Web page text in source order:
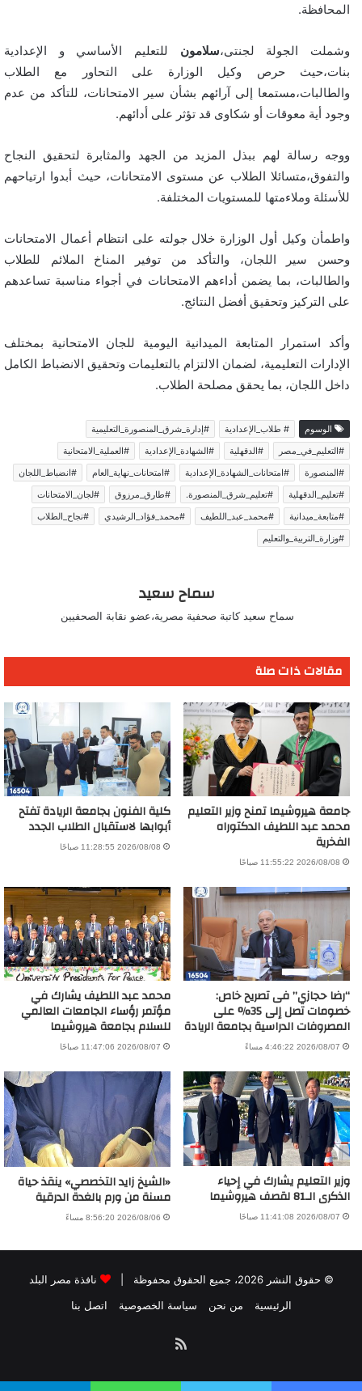
المحافظة.
وشملت الجولة لجنتى،سلامون للتعليم الأساسي و الإعدادية
بنات،حيث حرص وكيل الوزارة على التحاور مع الطلاب
والطالبات،مستمعا إلى آرائهم بشأن سير الامتحانات، للتأكد من عدم
وجود أية معوقات أو شكاوى قد تؤثر على أدائهم.
ووجه رسالة لهم ببذل المزيد من الجهد والمثابرة لتحقيق النجاح
والتفوق،متسائلا الطلاب عن مستوى الامتحانات، حيث أبدوا ارتياحهم
للأسئلة وملاءمتها للمستويات المختلفة.
واطمأن وكيل أول الوزارة خلال جولته على انتظام أعمال الامتحانات
وحسن سير اللجان، والتأكد من توفير المناخ الملائم للطلاب
والطالبات، بما يضمن أداءهم الامتحانات في أجواء مناسبة تساعدهم
على التركيز وتحقيق أفضل النتائج.
وأكد استمرار المتابعة الميدانية اليومية للجان الامتحانية بمختلف
الإدارات التعليمية، لضمان الالتزام بالتعليمات وتحقيق الانضباط الكامل
داخل اللجان، بما يحقق مصلحة الطلاب.
الوسوم # طلاب_الإعدادية
#إدارة_شرق_المنصورة_التعليمية
#التعليم_في_مصر
#الدقهلية #الشهادة_الإعدادية
#العملية_الامتحانية
#المنصورة
#امتحانات_الشهادة_الإعدادية #امتحانات_نهاية_العام
#انضباط_اللجان
#تعليم_الدقهلية
#تعليم_شرق_المنصورة. #طارق_مرزوق
#لجان_الامتحانات
#متابعة_ميدانية
#محمد_عبد_اللطيف #محمد_فؤاد_الرشيدي
#نجاح_الطلاب
#وزارة_التربية_والتعليم
سماح سعيد
سماح سعيد كاتبة صحفية مصرية،عضو نقابة الصحفيين
مقالات ذات صلة
جامعة هيروشيما تمنح وزير التعليم
محمد عبد اللطيف الدكتوراه
الفخرية
2026/08/08 11:55:22 صباحًا
كلية الفنون بجامعة الريادة تفتح
أبوابها لاستقبال الطلاب الجدد
2026/08/08 11:28:55 صباحًا
“رضا حجازي” فى تصريح خاص:
خصومات تصل إلى 35% على
المصروفات الدراسية بجامعة الريادة
2026/08/07 4:46:22 مساءً
محمد عبد اللطيف يشارك في
مؤتمر رؤساء الجامعات العالمي
للسلام بجامعة هيروشيما
2026/08/07 11:47:06 صباحًا
وزير التعليم يشارك في إحياء
الذكرى الـ81 لقصف هيروشيما
2026/08/07 11:41:08 صباحًا
«الشيخ زايد التخصصي» ينقذ حياة
مسنة من ورم بالغدة الدرقية
2026/08/06 8:56:20 مساءً
© حقوق النشر 2026، جميع الحقوق محفوظة |
نافذة مصر البلد
الرئيسية
من نحن سياسة الخصوصية اتصل بنا
ملخص
الموقع